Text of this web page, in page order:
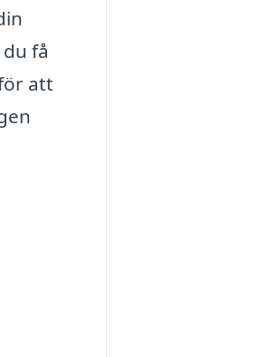
få
att